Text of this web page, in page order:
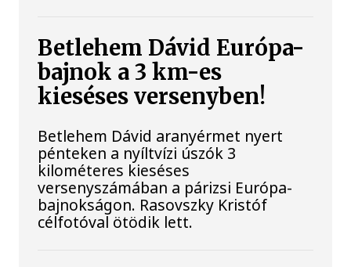
Betlehem Dávid Európa-
bajnok a 3 km-es
kieséses versenyben!
Betlehem Dávid aranyérmet nyert
pénteken a nyíltvízi úszók 3
kilométeres kieséses
versenyszámában a párizsi Európa-
bajnokságon. Rasovszky Kristóf
célfotóval ötödik lett.